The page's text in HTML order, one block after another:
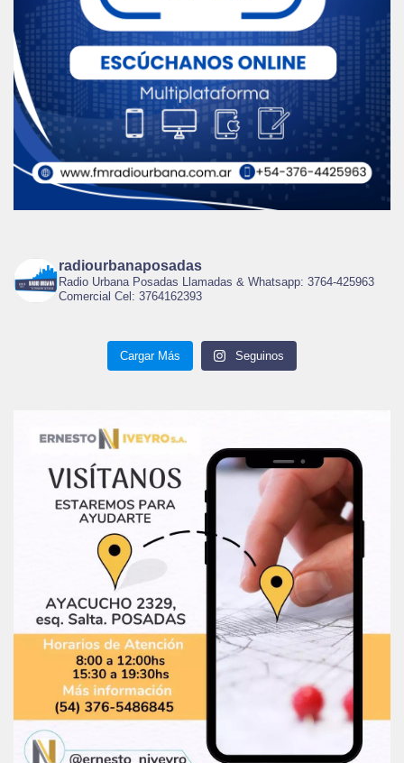
radiourbanaposadas
Radio Urbana Posadas Llamadas & Whatsapp: 3764-425963
Comercial Cel: 3764162393
Cargar Más Seguinos